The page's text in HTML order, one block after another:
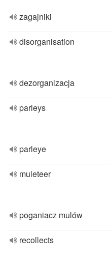
zagajniki
disorganisation
dezorganizacja
parleys
parleye
muleteer
poganiacz mulów
recollects